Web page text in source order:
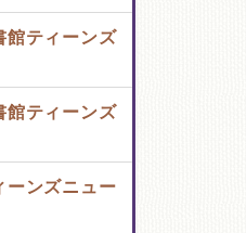
館ティーンズ
館ティーンズ
ーンズニュー